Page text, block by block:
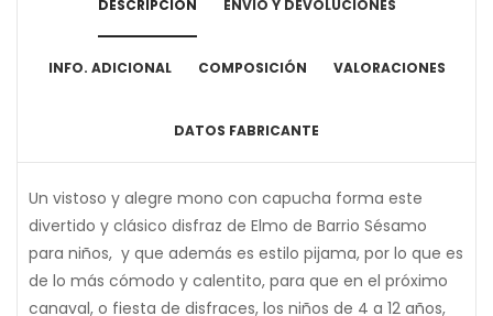
DESCRIPCIÓN ENVÍO Y DEVOLUCIONES
INFO. ADICIONAL COMPOSICIÓN VALORACIONES
DATOS FABRICANTE
Un vistoso y alegre mono con capucha forma este
divertido y clásico disfraz de Elmo de Barrio Sésamo
para niños, y que además es estilo pijama, por lo que es
de lo más cómodo y calentito, para que en el próximo
canaval, o fiesta de disfraces, los niños de 4 a 12 años,